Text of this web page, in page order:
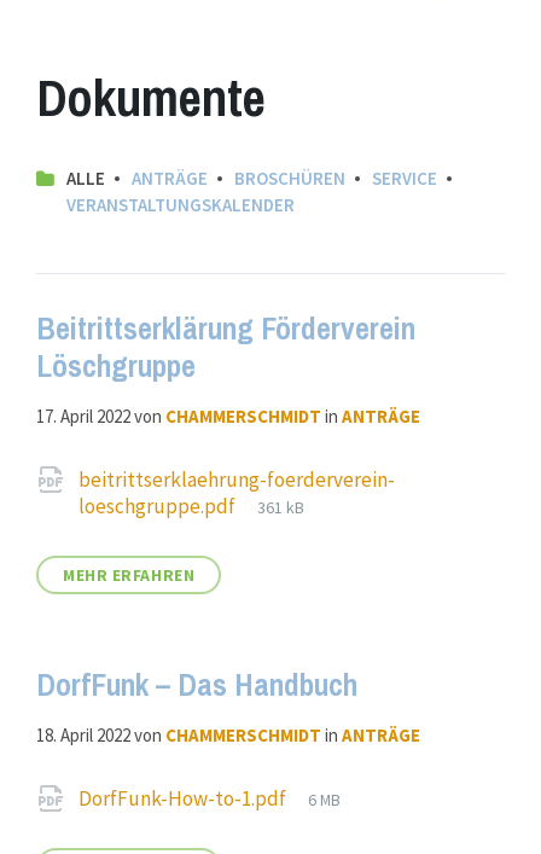
Dokumente
ALLE ANTRÄGE BROSCHÜREN
SERVICE
VERANSTALTUNGSKALENDER
Beitrittserklärung Förderverein
Löschgruppe
17. April 2022von CHAMMERSCHMIDT in ANTRÄGE
Attachments
beitrittserklaehrung-foerderverein-
loeschgruppe.pdf
File
361 kB
MEHR ERFAHREN
DorfFunk – Das Handbuch
18. April 2022von CHAMMERSCHMIDT in ANTRÄGE
Attachments
DorfFunk-How-to-1.pdf
File
6 MB